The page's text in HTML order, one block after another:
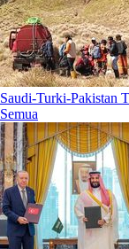
Saudi-Turki-Pakistan
Semua